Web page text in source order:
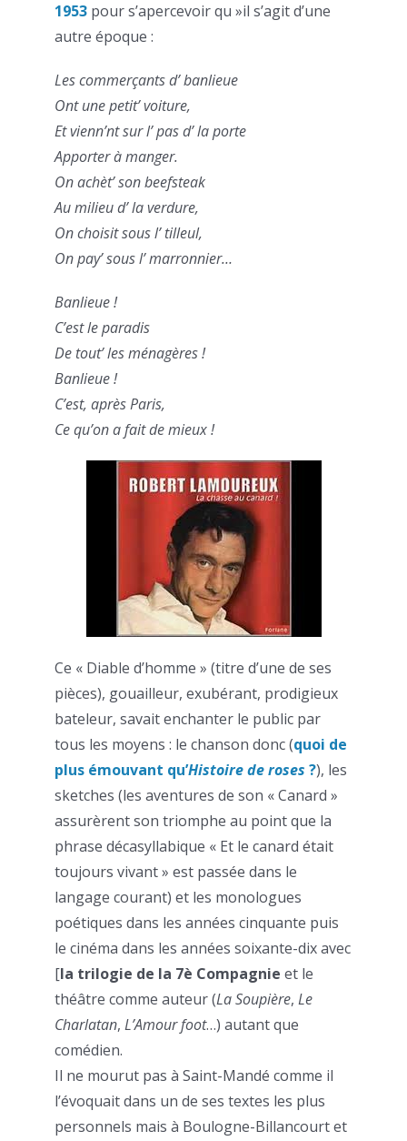
1953 pour s’apercevoir qu »il s’agit d’une
autre époque :
Les commerçants d’ banlieue
Ont une petit’ voiture,
Et vienn’nt sur l’ pas d’ la porte
Apporter à manger.
On achèt’ son beefsteak
Au milieu d’ la verdure,
On choisit sous l’ tilleul,
On pay’ sous l’ marronnier…
Banlieue !
C’est le paradis
De tout’ les ménagères !
Banlieue !
C’est, après Paris,
Ce qu’on a fait de mieux !
Ce « Diable d’homme » (titre d’une de ses
pièces), gouailleur, exubérant, prodigieux
bateleur, savait enchanter le public par
tous les moyens : le chanson donc (quoi de
plus émouvant qu’Histoire de roses ?), les
sketches (les aventures de son « Canard »
assurèrent son triomphe au point que la
phrase décasyllabique « Et le canard était
toujours vivant » est passée dans le
langage courant) et les monologues
poétiques dans les années cinquante puis
le cinéma dans les années soixante-dix avec
[la trilogie de la 7è Compagnie et le
théâtre comme auteur (La Soupière, Le
Charlatan, L’Amour foot…) autant que
comédien.
Il ne mourut pas à Saint-Mandé comme il
l’évoquait dans un de ses textes les plus
personnels mais à Boulogne-Billancourt et